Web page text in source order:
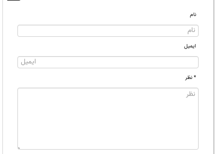
نام
ایمیل
* نظر